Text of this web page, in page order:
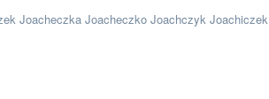
Joacheczka Joacheczko Joachczyk Joachiczek